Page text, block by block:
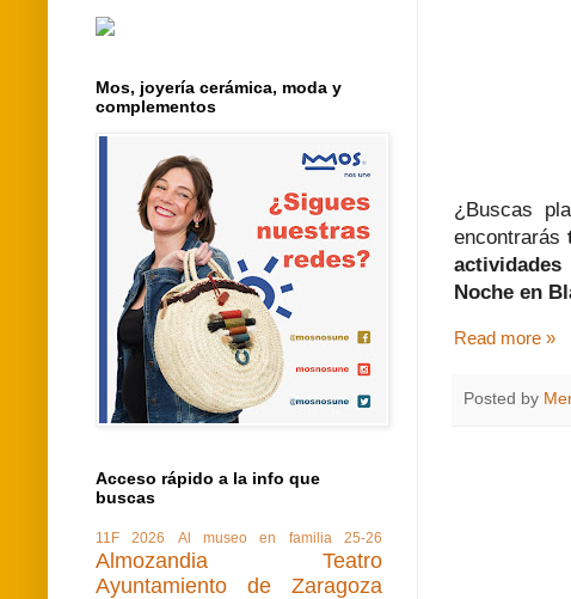
¿Buscas
encontrarás
Noche en
Read more »
Posted by
Mos, joyería cerámica, moda y
complementos
Acceso rápido a la info que
buscas
11F 2026 Al museo en familia 25-26
Almozandia Teatro
Ayuntamiento de Zaragoza